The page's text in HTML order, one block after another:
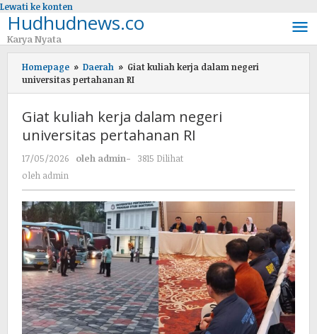
Lewati ke konten
Hudhudnews.co
Karya Nyata
Homepage » Daerah » Giat kuliah kerja dalam negeri
universitas pertahanan RI
Giat kuliah kerja dalam negeri
universitas pertahanan RI
17/05/2026 oleh admin-
3815 Dilihat
oleh admin